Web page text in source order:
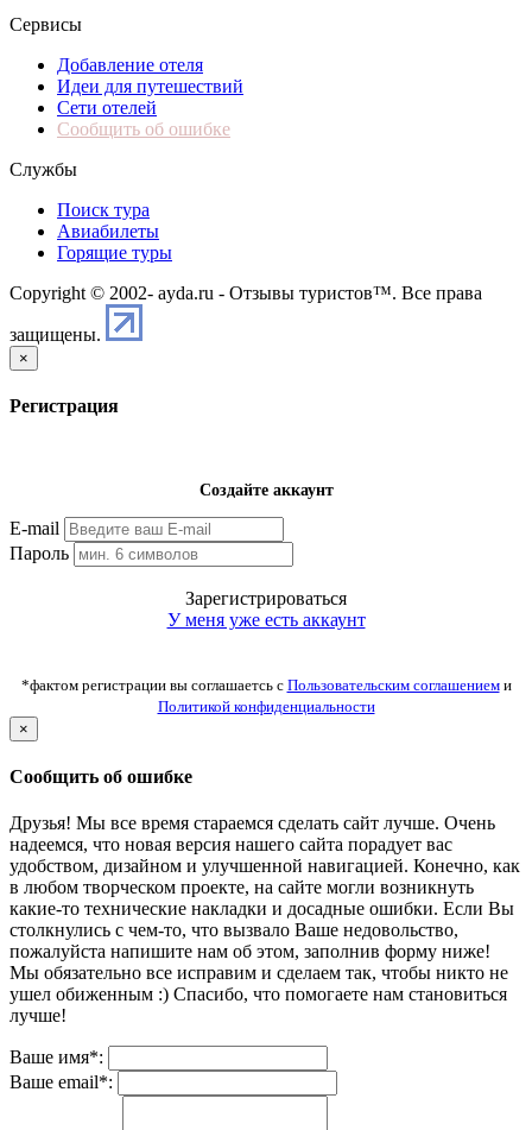
Сервисы
Добавление отеля
Идеи для путешествий
Сети отелей
Сообщить об ошибке
Службы
Поиск тура
Авиабилеты
Горящие туры
Copyright © 2002- ayda.ru - Отзывы туристов™. Все права
защищены.
×
Регистрация
Создайте аккаунт
E-mail
Пароль
Зарегистрироваться
У меня уже есть аккаунт
*фактом регистрации вы соглашаетсь с Пользовательским соглашениеми
Политикой конфиденциальности
×
Сообщить об ошибке
Друзья! Мы все время стараемся сделать сайт лучше. Очень
надеемся, что новая версия нашего сайта порадует вас
удобством, дизайном и улучшенной навигацией. Конечно, как
в любом творческом проекте, на сайте могли возникнуть
какие-то технические накладки и досадные ошибки. Если Вы
столкнулись с чем-то, что вызвало Ваше недовольство,
пожалуйста напишите нам об этом, заполнив форму ниже!
Мы обязательно все исправим и сделаем так, чтобы никто не
ушел обиженным :) Спасибо, что помогаете нам становиться
лучше!
Ваше имя*:
Ваше email*: